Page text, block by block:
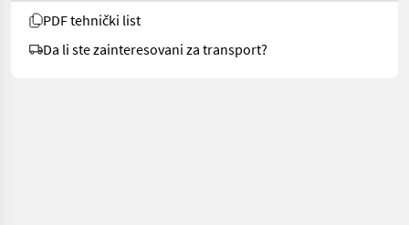
PDF tehnički list
Da li ste zainteresovani za transport?